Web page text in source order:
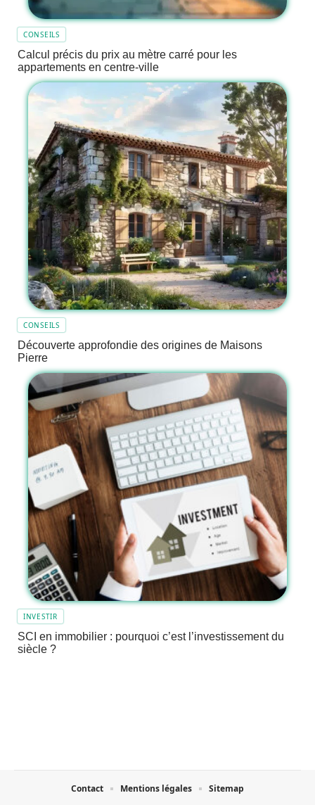
CONSEILS
Calcul précis du prix au mètre carré pour les
appartements en centre-ville
CONSEILS
Découverte approfondie des origines de Maisons
Pierre
INVESTIR
SCI en immobilier : pourquoi c’est l’investissement du
siècle ?
Contact Mentions légales Sitemap